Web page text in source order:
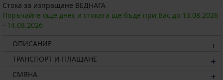
Стока за изпращане ВЕДНАГА
Поръчайте още днес и стоката ще бъде при Вас до 13.08.2026
- 14.08.2026
ОПИСАНИЕ
ТРАНСПОРТ И ПЛАЩАНЕ
СМЯНА